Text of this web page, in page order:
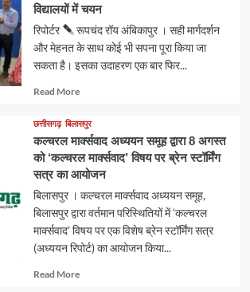
विद्यालयों में चयन
रिपोर्टर
रूपचंद रॉय अंबिकापुर । सही मार्गदर्शन
और मेहनत के साथ कोई भी सपना पूरा किया जा
सकता है। इसका उदाहरण एक बार फिर...
Read MoreRead
about
छत्तीसगढ़ बिलासपुर
कल्चरल मार्क्सवाद अध्ययन समूह द्वारा 8 अगस्त
को ‘कल्चरल मार्क्सवाद’ विषय पर ब्रेन स्टॉर्मिंग
सत्र का आयोजन
बिलासपुर । कल्चरल मार्क्सवाद अध्ययन समूह,
बिलासपुर द्वारा वर्तमान परिस्थितियों में ‘कल्चरल
मार्क्सवाद’ विषय पर एक विशेष ब्रेन स्टॉर्मिंग सत्र
(अध्ययन रिपोर्ट) का आयोजन किया...
Read MoreRead